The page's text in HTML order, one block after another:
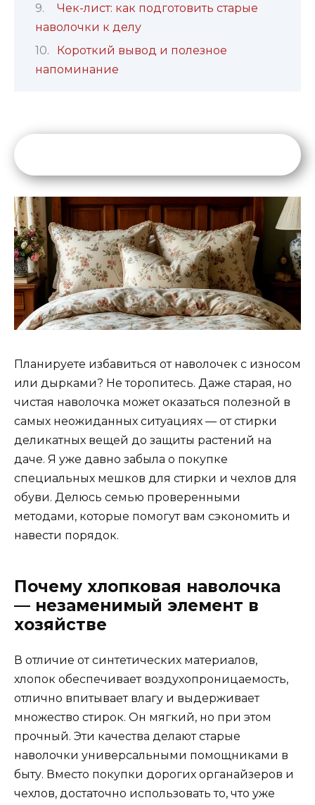
Чек-лист: как подготовить старые
наволочки к делу
Короткий вывод и полезное
напоминание
Планируете избавиться от наволочек с износом
или дырками? Не торопитесь. Даже старая, но
чистая наволочка может оказаться полезной в
самых неожиданных ситуациях — от стирки
деликатных вещей до защиты растений на
даче. Я уже давно забыла о покупке
специальных мешков для стирки и чехлов для
обуви. Делюсь семью проверенными
методами, которые помогут вам сэкономить и
навести порядок.
Почему хлопковая наволочка
— незаменимый элемент в
хозяйстве
В отличие от синтетических материалов,
хлопок обеспечивает воздухопроницаемость,
отлично впитывает влагу и выдерживает
множество стирок. Он мягкий, но при этом
прочный. Эти качества делают старые
наволочки универсальными помощниками в
быту. Вместо покупки дорогих органайзеров и
чехлов, достаточно использовать то, что уже